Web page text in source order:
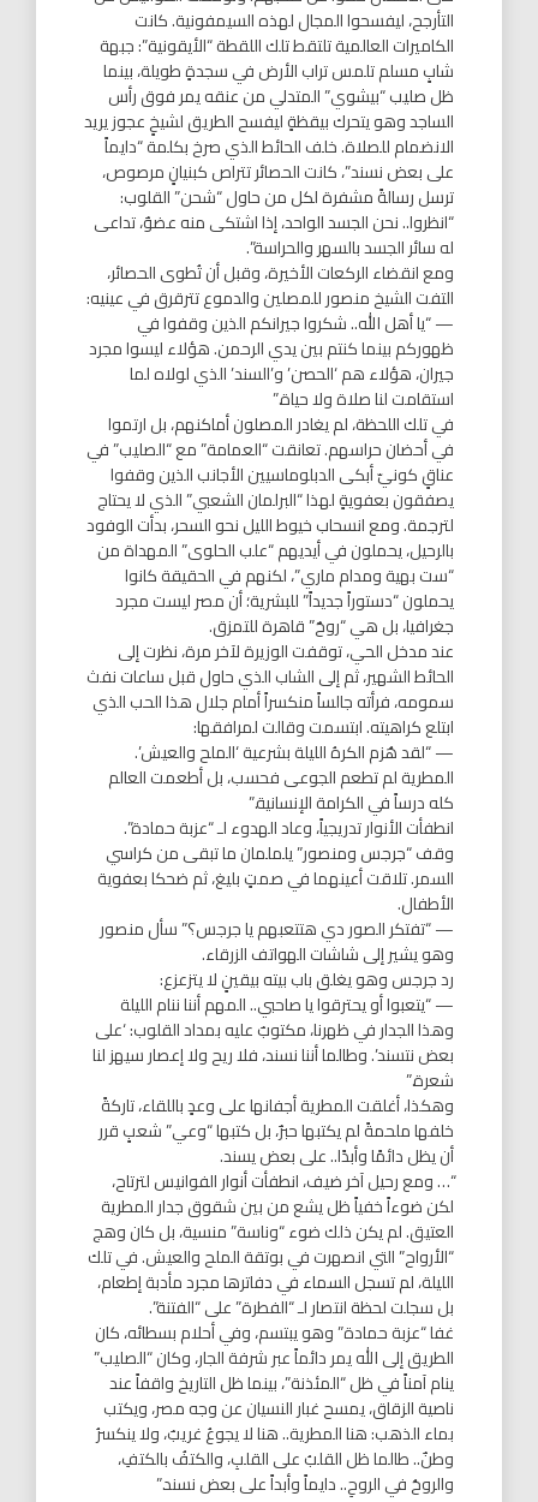
التأرجح، ليفسحوا المجال لهذه السيمفونية. كانت
الكاميرات العالمية تلتقط تلك اللقطة “الأيقونية”: جبهة
شابٍ مسلم تلمس تراب الأرض في سجدةٍ طويلة، بينما
ظل صليب “بيشوي” المتدلي من عنقه يمر فوق رأس
الساجد وهو يتحرك بيقظةٍ ليفسح الطريق لشيخٍ عجوز يريد
الانضمام للصلاة. خلف الحائط الذي صرخ بكلمة “دايماً
على بعض نسند”، كانت الحصائر تتراص كبنيانٍ مرصوص،
ترسل رسالةً مشفرة لكل من حاول “شحن” القلوب:
“انظروا.. نحن الجسد الواحد، إذا اشتكى منه عضوٌ، تداعى
له سائر الجسد بالسهر والحراسة”.
ومع انقضاء الركعات الأخيرة، وقبل أن تُطوى الحصائر،
التفت الشيخ منصور للمصلين والدموع تترقرق في عينيه:
— “يا أهل الله.. شكروا جيرانكم الذين وقفوا في
ظهوركم بينما كنتم بين يدي الرحمن. هؤلاء ليسوا مجرد
جيران، هؤلاء هم ‘الحصن’ و’السند’ الذي لولاه لما
استقامت لنا صلاة ولا حياة.”
في تلك اللحظة، لم يغادر المصلون أماكنهم، بل ارتموا
في أحضان حراسهم. تعانقت “العمامة” مع “الصليب” في
عناقٍ كونيّ أبكى الدبلوماسيين الأجانب الذين وقفوا
يصفقون بعفويةٍ لهذا “البرلمان الشعبي” الذي لا يحتاج
لترجمة. ومع انسحاب خيوط الليل نحو السحر، بدأت الوفود
بالرحيل، يحملون في أيديهم “علب الحلوى” المهداة من
“ست بهية ومدام ماري”، لكنهم في الحقيقة كانوا
يحملون “دستوراً جديداً” للبشرية؛ أن مصر ليست مجرد
جغرافيا، بل هي “روحٌ” قاهرة للتمزق.
عند مدخل الحي، توقفت الوزيرة لآخر مرة، نظرت إلى
الحائط الشهير، ثم إلى الشاب الذي حاول قبل ساعات نفث
سمومه، فرأته جالساً منكسراً أمام جلال هذا الحب الذي
ابتلع كراهيته. ابتسمت وقالت لمرافقها:
— “لقد هُزم الكرهُ الليلة بشرعية ‘الملح والعيش’.
المطرية لم تطعم الجوعى فحسب، بل أطعمت العالم
كله درساً في الكرامة الإنسانية.”
انطفأت الأنوار تدريجياً، وعاد الهدوء لـ “عزبة حمادة”.
وقف “جرجس ومنصور” يلملمان ما تبقى من كراسي
السمر. تلاقت أعينهما في صمتٍ بليغ، ثم ضحكا بعفوية
الأطفال.
— “تفتكر الصور دي هتتعبهم يا جرجس؟” سأل منصور
وهو يشير إلى شاشات الهواتف الزرقاء.
رد جرجس وهو يغلق باب بيته بيقينٍ لا يتزعزع:
— “يتعبوا أو يحترقوا يا صاحبي.. المهم أننا ننام الليلة
وهذا الجدار في ظهرنا، مكتوبٌ عليه بمداد القلوب: ‘على
بعض نتسند’. وطالما أننا نسند، فلا ريح ولا إعصار سيهز لنا
شعرة.”
وهكذا، أغلقت المطرية أجفانها على وعدٍ باللقاء، تاركةً
خلفها ملحمةً لم يكتبها حبرٌ، بل كتبها “وعي” شعبٍ قرر
أن يظل دائمًا وأبدًا.. على بعض يسند.
“… ومع رحيل آخر ضيف، انطفأت أنوار الفوانيس لترتاح،
لكن ضوءاً خفياً ظل يشع من بين شقوق جدار المطرية
العتيق. لم يكن ذلك ضوء “وناسة” منسية، بل كان وهج
“الأرواح” التي انصهرت في بوتقة الملح والعيش. في تلك
الليلة، لم تسجل السماء في دفاترها مجرد مأدبة إطعام،
بل سجلت لحظة انتصار لـ “الفطرة” على “الفتنة”.
غفا “عزبة حمادة” وهو يبتسم، وفي أحلام بسطائه، كان
الطريق إلى الله يمر دائماً عبر شرفة الجار، وكان “الصليب”
ينام آمناً في ظل “المئذنة”، بينما ظل التاريخ واقفاً عند
ناصية الزقاق، يمسح غبار النسيان عن وجه مصر، ويكتب
بماء الذهب: هنا المطرية.. هنا لا يجوعُ غريبٌ، ولا ينكسرُ
وطنٌ.. طالما ظل القلبُ على القلبِ، والكتفُ بالكتفِ،
والروحُ في الروحِ.. دايماً وأبداً على بعض نسند.”